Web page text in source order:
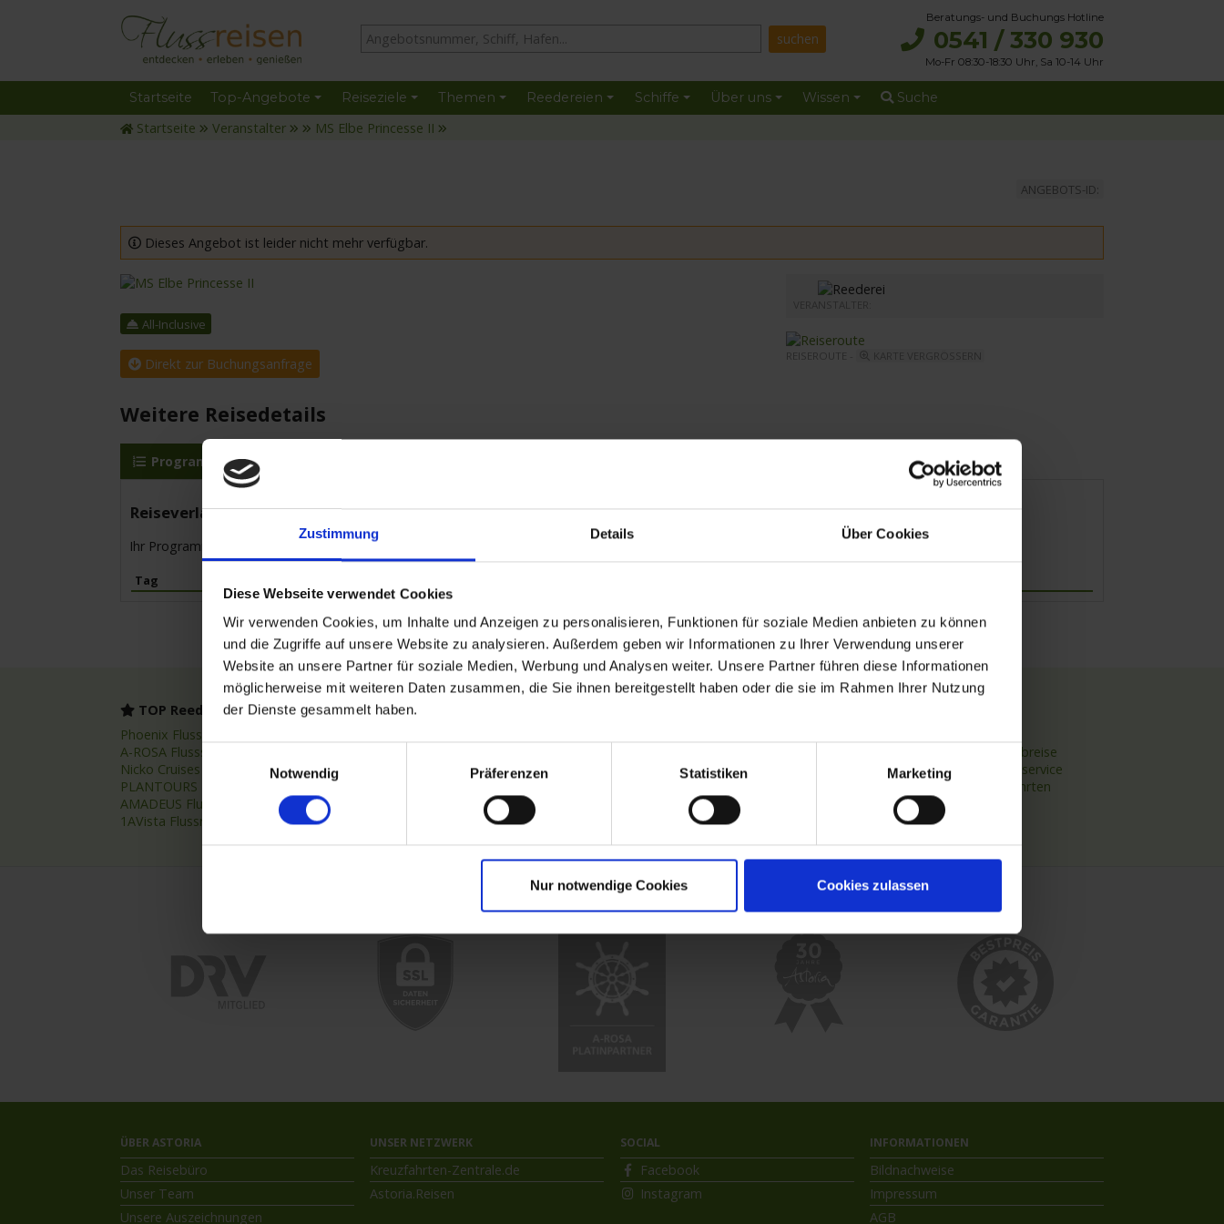
Zustimmung Details Über Cookies
Diese Webseite verwendet Cookies
Wir verwenden Cookies, um Inhalte und Anzeigen zu personalisieren, Funktionen für soziale Medien anbieten zu können
und die Zugriffe auf unsere Website zu analysieren. Außerdem geben wir Informationen zu Ihrer Verwendung unserer
Website an unsere Partner für soziale Medien, Werbung und Analysen weiter. Unsere Partner führen diese Informationen
möglicherweise mit weiteren Daten zusammen, die Sie ihnen bereitgestellt haben oder die sie im Rahmen Ihrer Nutzung
der Dienste gesammelt haben.
Einwilligungsauswahl
Notwendig
Präferenzen Statistiken Marketing
Nur notwendige Cookies Cookies zulassen
Beratungs- und Buchungs Hotline
0541 / 330 930
Mo-Fr 08:30-18:30 Uhr, Sa 10-14 Uhr
Startseite Top-Angebote Reiseziele Themen Reedereien Schiffe Über uns Wissen Suche
Startseite Veranstalter MS Elbe Princesse II
ANGEBOTS-ID:
Dieses Angebot ist leider nicht mehr verfügbar.
mit der MS Elbe Princesse II
All-Inclusive
Direkt zur Buchungsanfrage REISEROUTE -
Weitere Reisedetails
Programm
Reiseverlauf
Ihr Programm für die Kreuzfahrt vom 14.06.2026 bis zum 01.01.1970
Tag
TOP Reedereien
Phoenix Flussreisen
A-ROSA Flussschiff GmbH
Nicko Cruises Flussreisen
PLANTOURS Kreuzfahrten
AMADEUS Flusskreuzfahrten
1AVista Flussreisen
TOP Reiseziele
Flussreise Osteuropa
Flusskreuzfahrten Amazonas
A-ROSA Aqua
MS Elegant Lady
MS VistaExplorer
Flussreisen mit An- und Abreise
Deutschsprachiger Gästeservice
Last Minute Flusskreuzfahrten
Flussreisen mit Rad
Kreuzfahrthäfen
ÜBER ASTORIA
Das Reisebüro
Unser Team
Unsere Auszeichnungen
UNSER NETZWERK
Kreuzfahrten-Zentrale.de
Astoria.Reisen
SOCIAL
Facebook
Instagram
INFORMATIONEN
Bildnachweise
Impressum
AGB